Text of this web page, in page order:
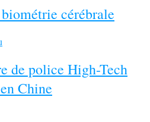
cérébrale
de police High-Tech
Chine